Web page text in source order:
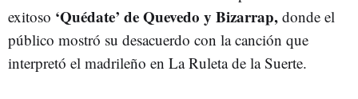
exitoso ‘Quédate’ de Quevedo y Bizarrap, donde el
público mostró su desacuerdo con la canción que
interpretó el madrileño en La Ruleta de la Suerte.